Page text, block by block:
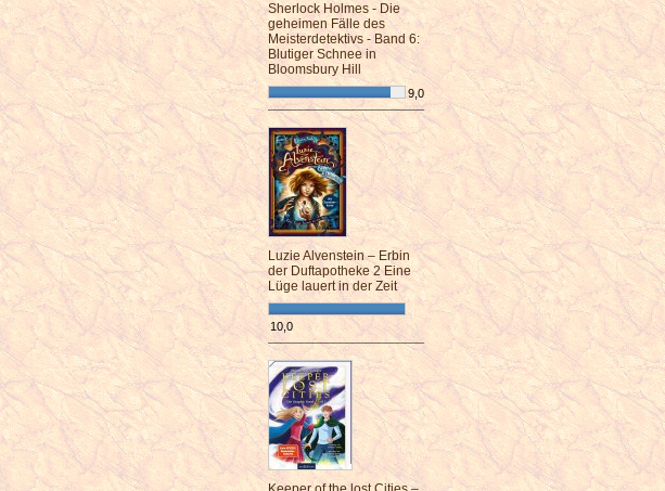
Sherlock Holmes - Die
geheimen Fälle des
Meisterdetektivs - Band 6:
Blutiger Schnee in
Bloomsbury Hill
9,0
¯¯¯¯¯¯¯¯¯¯¯¯¯¯¯¯¯¯¯¯¯¯¯¯
Luzie Alvenstein – Erbin
der Duftapotheke 2 Eine
Lüge lauert in der Zeit
10,0
¯¯¯¯¯¯¯¯¯¯¯¯¯¯¯¯¯¯¯¯¯¯¯¯